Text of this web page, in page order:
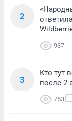
2
937
3
Кто тут
после 2
753